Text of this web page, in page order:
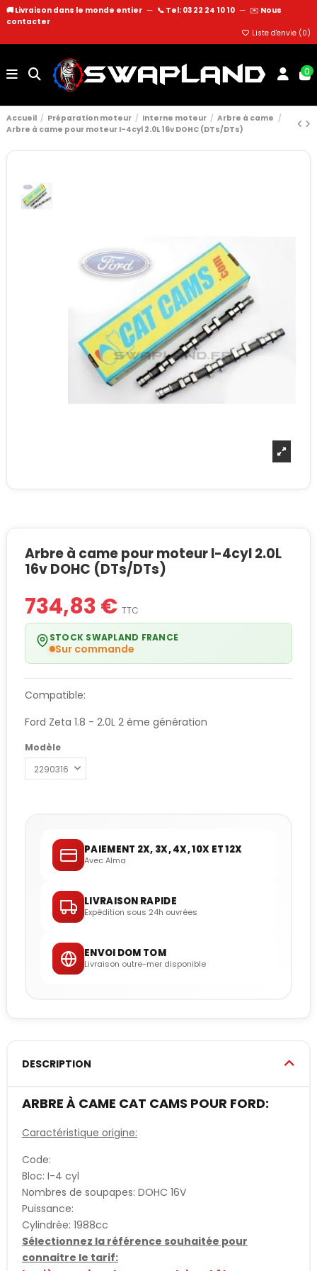
🚚 Livraison dans le monde entier — 📞 Tel: 03 22 24 10 10 — ✉️ Nous
contacter
Liste d'envie (0)
0
Accueil Préparation moteur Interne moteur
Arbre à came
Arbre à came pour moteur I-4cyl 2.0L 16v DOHC (DTs/DTs)
Arbre à came pour moteur I-4cyl 2.0L
16v DOHC (DTs/DTs)
734,83 € TTC
STOCK SWAPLAND FRANCE
Sur commande
Compatible:
Ford Zeta 1.8 - 2.0L 2 ème génération
Modèle
PAIEMENT 2X, 3X, 4X, 10X ET 12X
Avec Alma
LIVRAISON RAPIDE
Expédition sous 24h ouvrées
ENVOI DOM TOM
Livraison outre-mer disponible
DESCRIPTION
ARBRE À CAME CAT CAMS POUR FORD:
Caractéristique origine:
Code:
Bloc: I-4 cyl
Nombres de soupapes: DOHC 16V
Puissance:
Cylindrée: 1988cc
Sélectionnez la référence souhaitée pour
connaitre le tarif: